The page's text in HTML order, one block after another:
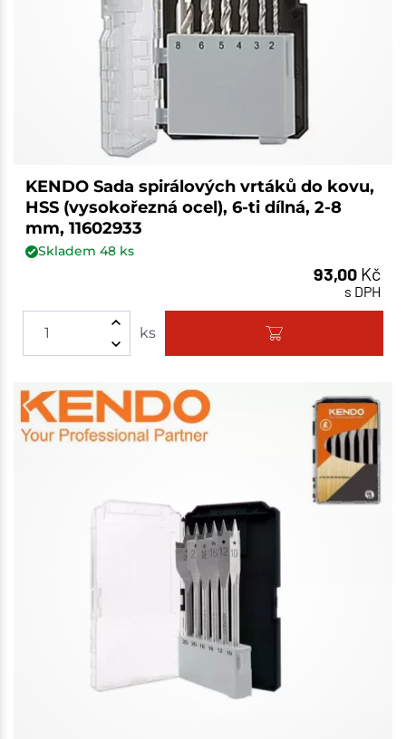
KENDO Sada spirálových vrtáků do kovu,
HSS (vysokořezná ocel), 6-ti dílná, 2-8
mm, 11602933
Skladem 48ks
93,00 Kč
s DPH
ks